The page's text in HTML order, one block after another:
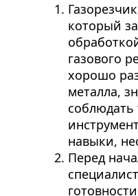
который
газового
хорошо
металла,
соблюдать
навыки,
Перед